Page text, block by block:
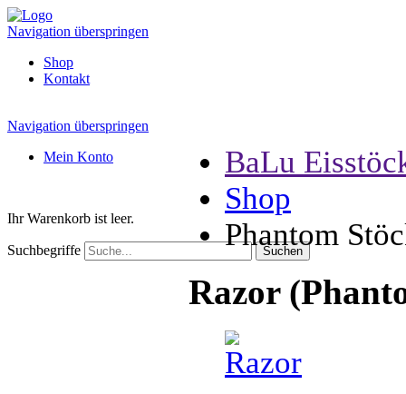
Navigation überspringen
Shop
Kontakt
Navigation überspringen
Mein Konto
Ihr Warenkorb ist leer.
Suchbegriffe
BaLu
Shop
Phantom
Razor